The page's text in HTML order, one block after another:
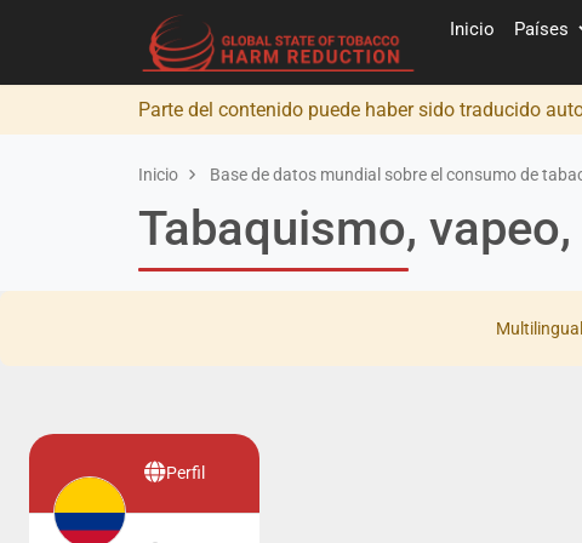
Inicio Países
Parte del contenido puede haber sido traducido
Inicio Base de datos mundial sobre el consumo de
Tabaquismo,
Perfil